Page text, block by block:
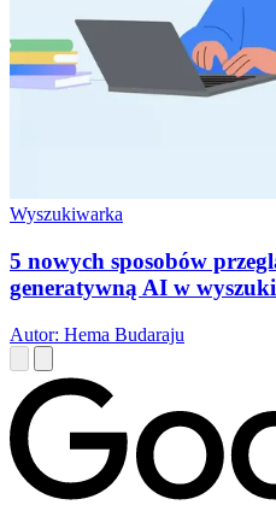
Wyszukiwarka
5 nowych sposobów
generatywną AI w
Autor: Hema Budaraju